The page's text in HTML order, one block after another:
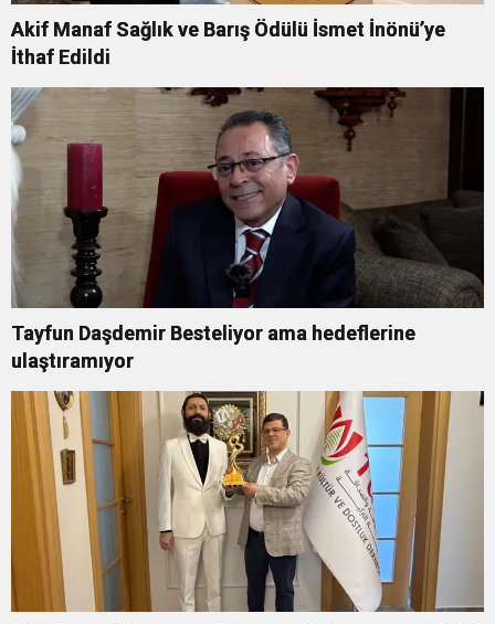
Akif Manaf Sağlık ve Barış Ödülü İsmet İnönü’ye
İthaf Edildi
Tayfun Daşdemir Besteliyor ama hedeflerine
ulaştıramıyor